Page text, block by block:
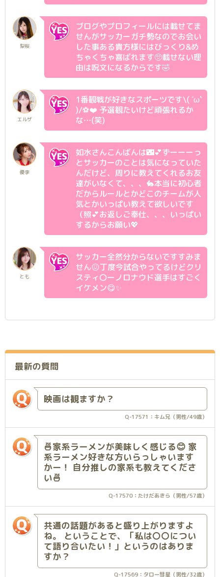
梨桜
ブログやプロフィールには載せてま
せんがサッカーガチ勢なのでお会い
した事ある貴方様にはびっくり&め
ちゃくちゃ喜ばれます🥺載せない理
由は呪文になるからです🤣
エルザ
1番観戦が好きなスポーツです\( ´ω`
)/⚽❤️ 予選観たいけど頑張れるか
な…(笑)
優李
如水さんこんばんは🌃💕ずーーーっ
とサッカーのことは気になっていた
んだけど、周りに教えてくれるお友
達がいなくて、、、🐇本当に初心者
だからルールとかどこのチームが人
気とかいっぱい教えて欲しいです
（照💕お返しご奉仕、、、いっぱい
するからお願い💖
とも
サッカー全然分からないですすみま
せん😖丁度今試合やってるけどクリ
スティ〇ーノロナウド選手はすごく
イケメン😋✨️
最新の質問
映画は観ますか？
Q-17571：キム兄（男性/49歳）
🍜家系ラーメンが美味しく感じる😊 家
系ラーメン好きな方いらっしゃいます
かー！ 自分推しの家系も教えてくださ
い🍜
Q-17570：たけだあきら（男性/57歳）
共通の話題があると盛り上がりますよ
ね。 ということで、「私は〇〇につい
て語り合いたい！」というのはありま
すか？
Q-17569：タロー彗星（男性/32歳）